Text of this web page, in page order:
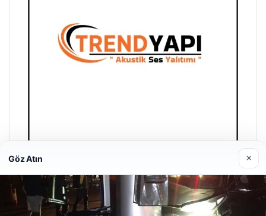
18/04/2026
Göz Atın ×